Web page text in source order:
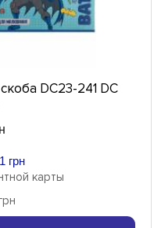
DC23-241 DC
грн
карты